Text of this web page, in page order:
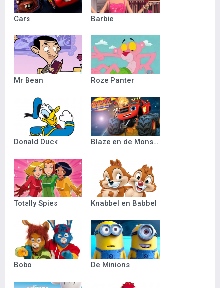
Cars Barbie
Mr Bean Roze Panter
Donald Duck Blaze en de Monsterwielen
Totally Spies Knabbel en Babbel
Bobo De Minions